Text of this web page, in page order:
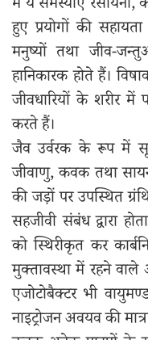
में ये समस्याएँ रसायनों,
हुए प्रयोगों की
मनुष्यों तथा जीव-
हानिकारक होते हैं।
जीवधारियों के शरीर में
करते हैं।
जैव उर्वरक के रूप में
जीवाणु, कवक तथा
की जड़ों पर उपस्थित
सहजीवी संबंध द्वारा
को स्थिरीकृत कर
मुक्तावस्था में रहने
एजोटोबैक्टर भी
नाइट्रोजन अवयव की